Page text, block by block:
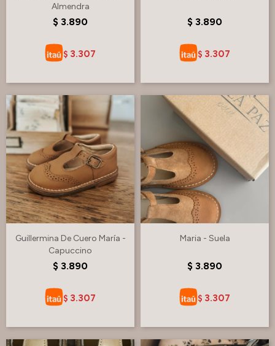
Almendra
$ 3.890
$ 3.307
$ 3.890
$ 3.307
Guillermina De Cuero María -
Capuccino
$ 3.890
$ 3.307
Maria - Suela
$ 3.890
$ 3.307